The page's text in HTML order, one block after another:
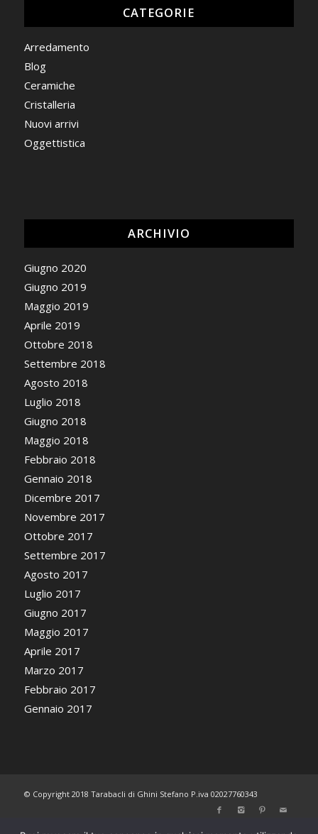
CATEGORIE
Arredamento
Blog
Ceramiche
Cristalleria
Nuovi arrivi
Oggettistica
ARCHIVIO
Giugno 2020
Giugno 2019
Maggio 2019
Aprile 2019
Ottobre 2018
Settembre 2018
Agosto 2018
Luglio 2018
Giugno 2018
Maggio 2018
Febbraio 2018
Gennaio 2018
Dicembre 2017
Novembre 2017
Ottobre 2017
Settembre 2017
Agosto 2017
Luglio 2017
Giugno 2017
Maggio 2017
Aprile 2017
Marzo 2017
Febbraio 2017
Gennaio 2017
© Copyright 2018 Tarabacli di Ghini Stefano P.iva 02027760343